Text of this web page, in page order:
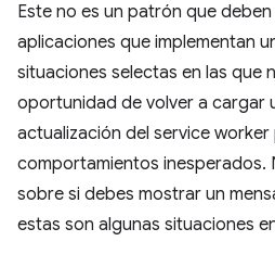
Este no es un patrón que
aplicaciones que implementan
situaciones selectas en las que
oportunidad de volver a cargar
actualización del service
comportamientos inesperados.
sobre si debes mostrar un
estas son algunas situaciones